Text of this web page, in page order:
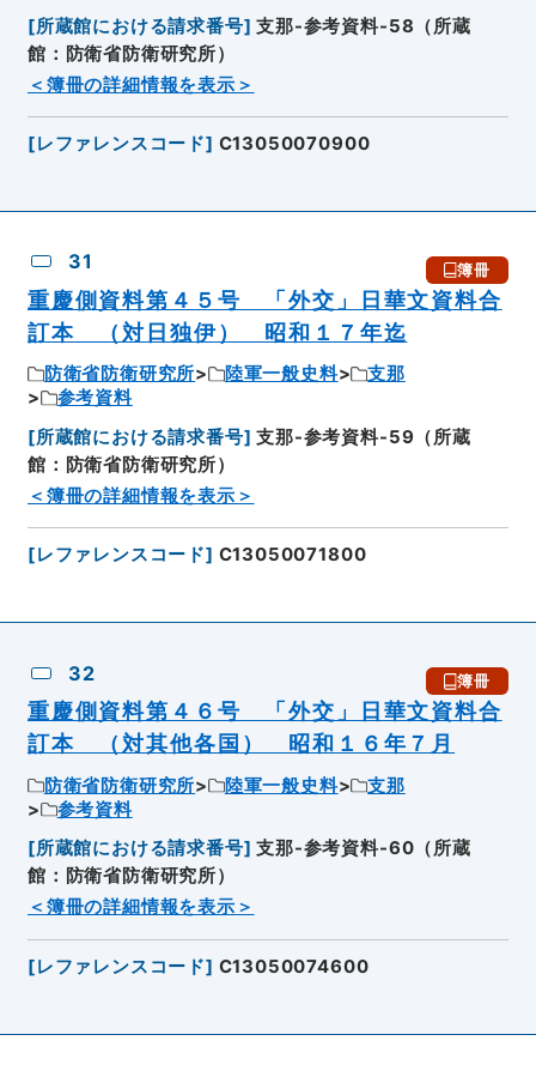
[所蔵館における請求番号] 支那-参考資料-58（所蔵
館：防衛省防衛研究所）
＜簿冊の詳細情報を表示＞
[レファレンスコード] C13050070900
31 簿冊
重慶側資料第４５号 「外交」日華文資料合
訂本 （対日独伊） 昭和１７年迄
防衛省防衛研究所 陸軍一般史料
支那
参考資料
[所蔵館における請求番号] 支那-参考資料-59（所蔵
館：防衛省防衛研究所）
＜簿冊の詳細情報を表示＞
[レファレンスコード] C13050071800
32 簿冊
重慶側資料第４６号 「外交」日華文資料合
訂本 （対其他各国） 昭和１６年７月
防衛省防衛研究所 陸軍一般史料
支那
参考資料
[所蔵館における請求番号] 支那-参考資料-60（所蔵
館：防衛省防衛研究所）
＜簿冊の詳細情報を表示＞
[レファレンスコード] C13050074600